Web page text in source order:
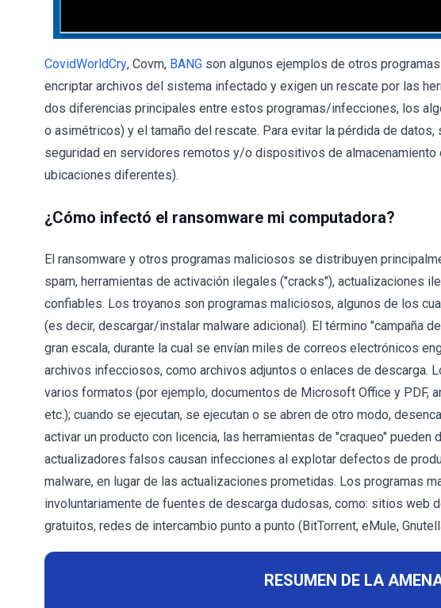
CovidWorldCry, Covm, BANG son algunos ejemplos de otros
encriptar archivos del sistema infectado y exigen un rescate por las
dos diferencias principales entre estos programas/infecciones, los
o asimétricos) y el tamaño del rescate. Para evitar la pérdida de
seguridad en servidores remotos y/o dispositivos de almacenamiento
ubicaciones diferentes).
¿Cómo infectó el ransomware mi computadora?
El ransomware y otros programas maliciosos se distribuyen
spam, herramientas de activación ilegales ("cracks"), actualizaciones
confiables. Los troyanos son programas maliciosos, algunos de los
(es decir, descargar/instalar malware adicional). El término "campaña
gran escala, durante la cual se envían miles de correos electrónicos
archivos infecciosos, como archivos adjuntos o enlaces de descarga.
varios formatos (por ejemplo, documentos de Microsoft Office y PDF,
etc.); cuando se ejecutan, se ejecutan o se abren de otro modo,
activar un producto con licencia, las herramientas de "craqueo"
actualizadores falsos causan infecciones al explotar defectos de
malware, en lugar de las actualizaciones prometidas. Los programas
involuntariamente de fuentes de descarga dudosas, como: sitios web
gratuitos, redes de intercambio punto a punto (BitTorrent, eMule,
RESUMEN DE LA